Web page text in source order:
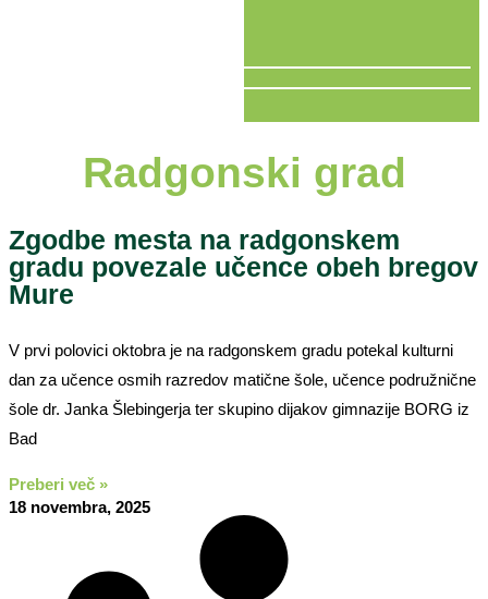
Radgonski grad
Zgodbe mesta na radgonskem
gradu povezale učence obeh bregov
Mure
V prvi polovici oktobra je na radgonskem gradu potekal kulturni
dan za učence osmih razredov matične šole, učence podružnične
šole dr. Janka Šlebingerja ter skupino dijakov gimnazije BORG iz
Bad
Preberi več »
18 novembra, 2025